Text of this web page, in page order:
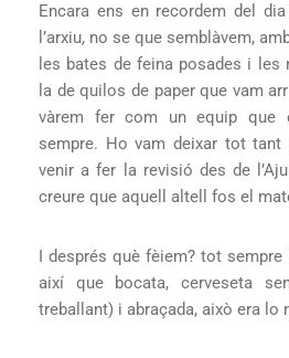
Encara ens en recordem del
l’arxiu, no se que semblàvem,
les bates de feina posades i
la de quilos de paper que vam
vàrem fer com un equip que
sempre. Ho vam deixar tot
venir a fer la revisió des de
creure que aquell altell fos el
I després què fèiem? tot
així que bocata, cerveseta
treballant) i abraçada, això era lo